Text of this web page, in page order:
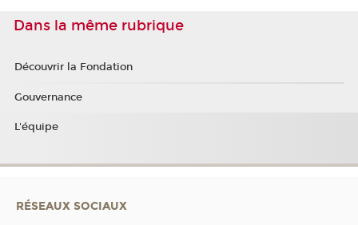
Dans la même rubrique
Découvrir la Fondation
Gouvernance
L'équipe
RÉSEAUX SOCIAUX